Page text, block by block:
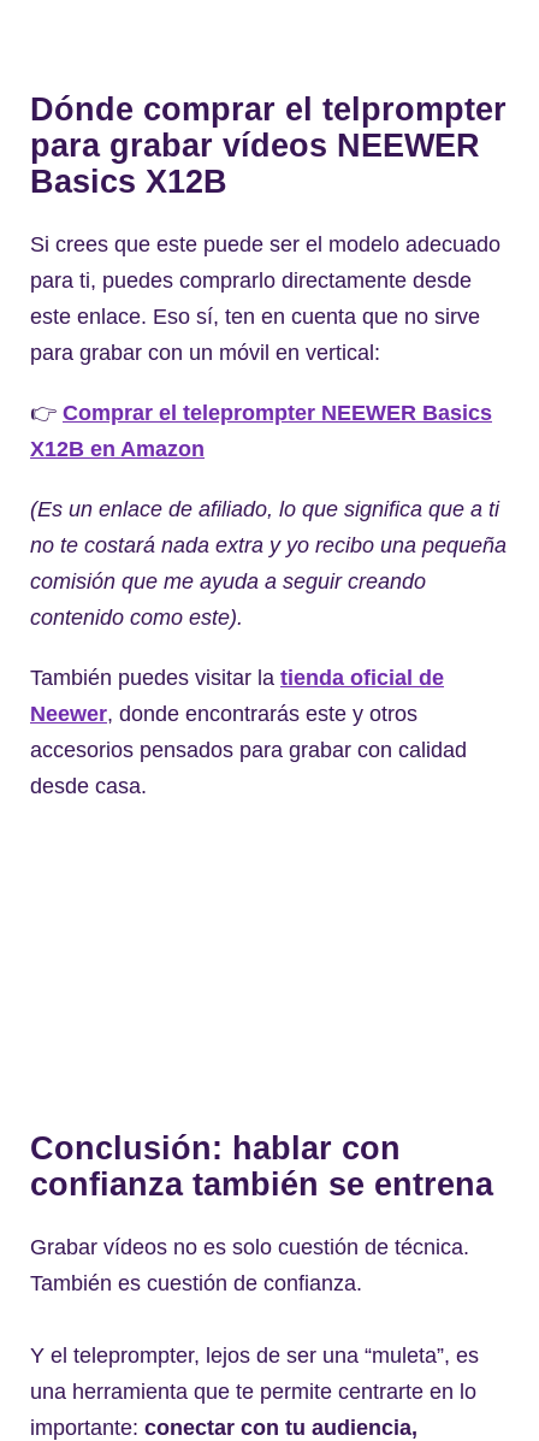
Dónde comprar el telprompter
para grabar vídeos NEEWER
Basics X12B
Si crees que este puede ser el modelo adecuado
para ti, puedes comprarlo directamente desde
este enlace. Eso sí, ten en cuenta que no sirve
para grabar con un móvil en vertical:
👉 Comprar el teleprompter NEEWER Basics
X12B en Amazon
(Es un enlace de afiliado, lo que significa que a ti
no te costará nada extra y yo recibo una pequeña
comisión que me ayuda a seguir creando
contenido como este).
También puedes visitar la tienda oficial de
Neewer, donde encontrarás este y otros
accesorios pensados para grabar con calidad
desde casa.
Conclusión: hablar con
confianza también se entrena
Grabar vídeos no es solo cuestión de técnica.
También es cuestión de confianza.
Y el teleprompter, lejos de ser una “muleta”, es
una herramienta que te permite centrarte en lo
importante: conectar con tu audiencia,